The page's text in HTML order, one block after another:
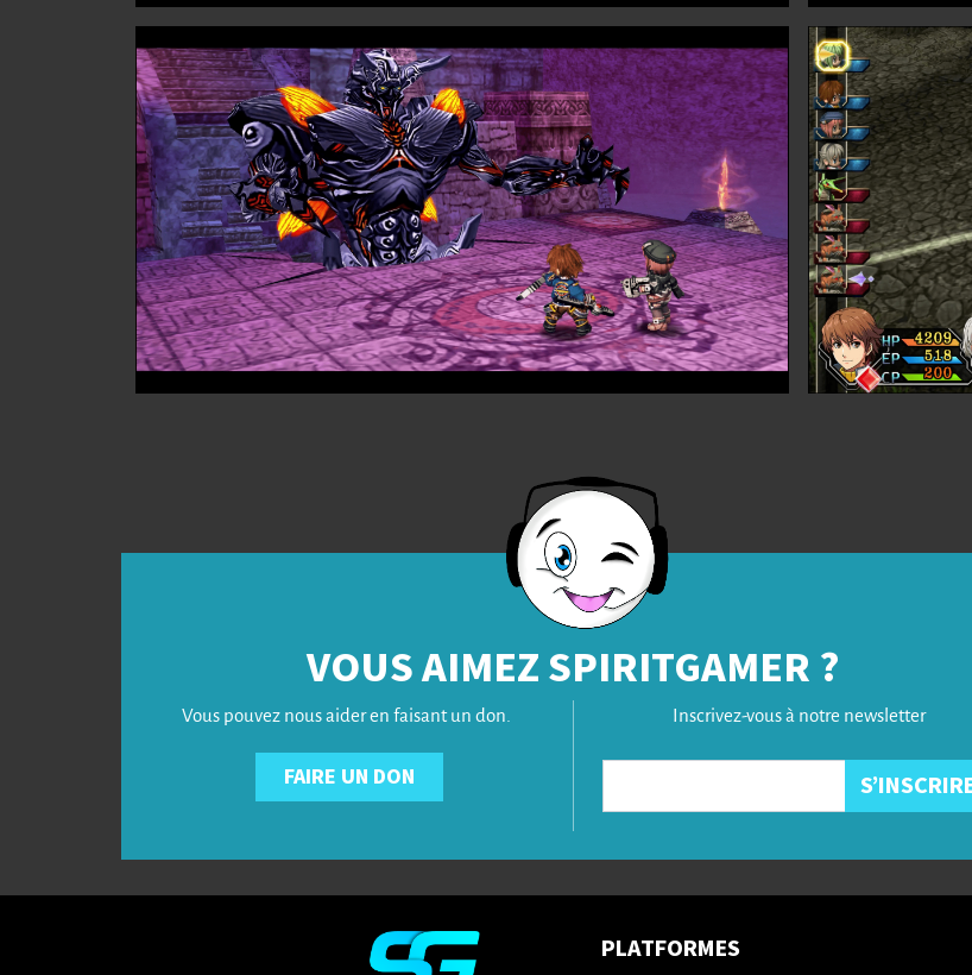
VOUS AIMEZ SPIRITGAMER ?
Vous pouvez nous aider en faisant un don.
FAIRE UN DON
Inscrivez-vous à notre newsletter
PLATFORMES